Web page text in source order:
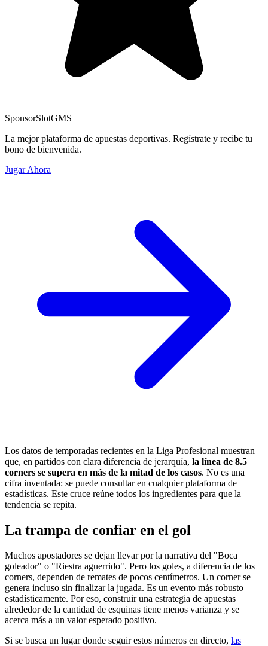
SponsorSlotGMS
La mejor plataforma de apuestas deportivas. Regístrate y recibe tu
bono de bienvenida.
Jugar Ahora
Los datos de temporadas recientes en la Liga Profesional muestran
que, en partidos con clara diferencia de jerarquía, la línea de 8.5
corners se supera en más de la mitad de los casos. No es una
cifra inventada: se puede consultar en cualquier plataforma de
estadísticas. Este cruce reúne todos los ingredientes para que la
tendencia se repita.
La trampa de confiar en el gol
Muchos apostadores se dejan llevar por la narrativa del "Boca
goleador" o "Riestra aguerrido". Pero los goles, a diferencia de los
corners, dependen de remates de pocos centímetros. Un corner se
genera incluso sin finalizar la jugada. Es un evento más robusto
estadísticamente. Por eso, construir una estrategia de apuestas
alrededor de la cantidad de esquinas tiene menos varianza y se
acerca más a un valor esperado positivo.
Si se busca un lugar donde seguir estos números en directo, las